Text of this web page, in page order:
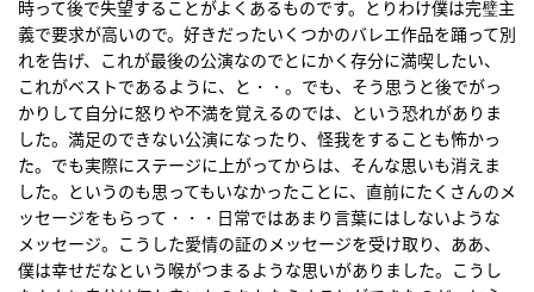
時って後で失望することがよくあるものです。とりわけ僕は完璧主
義で要求が高いので。好きだったいくつかのバレエ作品を踊って別
れを告げ、これが最後の公演なのでとにかく存分に満喫したい、
これがベストであるように、と・・。でも、そう思うと後でがっ
かりして自分に怒りや不満を覚えるのでは、という恐れがありま
した。満足のできない公演になったり、怪我をすることも怖かっ
た。でも実際にステージに上がってからは、そんな思いも消えま
した。というのも思ってもいなかったことに、直前にたくさんのメ
ッセージをもらって・・・日常ではあまり言葉にはしないような
メッセージ。こうした愛情の証のメッセージを受け取り、ああ、
僕は幸せだなという喉がつまるような思いがありました。こうし